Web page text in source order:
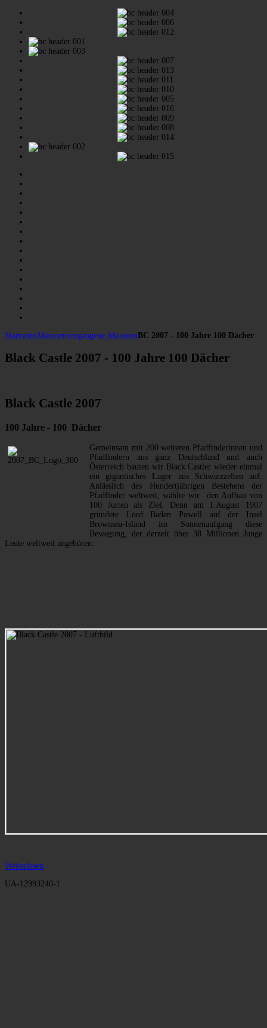
StartseiteAktionenvergangene Aktionen BC 2007 - 100 Jahre 100 Dächer
Black Castle 2007 - 100 Jahre 100 Dächer
Black Castle 2007
100 Jahre - 100 Dächer
Gemeinsam mit 200 weiteren Pfadfinderinnen und
Pfadfindern aus ganz Deutschland und auch
Österreich bauten wir Black Castler wieder einmal
ein gigantisches Lager aus Schwarzzelten auf.
Anlässlich des Hundertjährigen Bestehens der
Pfadfinder weltweit, wählte wir den Aufbau von
100 Jurten als Ziel. Denn am 1.August 1907
gründete Lord Baden Powell auf der Insel
Brownsea-Island im Sonnenaufgang diese
Bewegung, der derzeit über 38 Millionen Junge
Leute weltweit angehören.
Weiterlesen
UA-12993240-1